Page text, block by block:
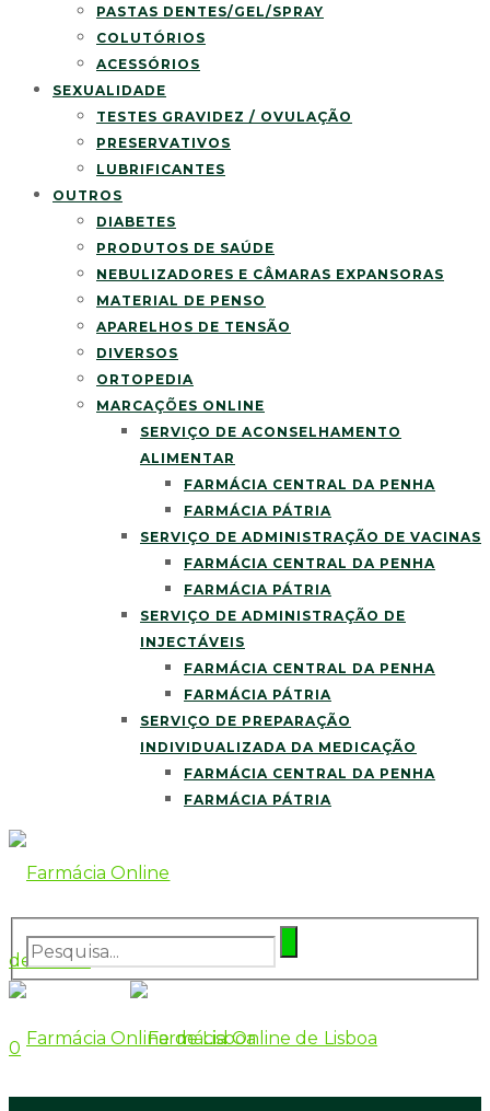
PASTAS DENTES/GEL/SPRAY
COLUTÓRIOS
ACESSÓRIOS
SEXUALIDADE
TESTES GRAVIDEZ / OVULAÇÃO
PRESERVATIVOS
LUBRIFICANTES
OUTROS
DIABETES
PRODUTOS DE SAÚDE
NEBULIZADORES E CÂMARAS EXPANSORAS
MATERIAL DE PENSO
APARELHOS DE TENSÃO
DIVERSOS
ORTOPEDIA
MARCAÇÕES ONLINE
SERVIÇO DE ACONSELHAMENTO
ALIMENTAR
FARMÁCIA CENTRAL DA PENHA
FARMÁCIA PÁTRIA
SERVIÇO DE ADMINISTRAÇÃO DE VACINAS
FARMÁCIA CENTRAL DA PENHA
FARMÁCIA PÁTRIA
SERVIÇO DE ADMINISTRAÇÃO DE
INJECTÁVEIS
FARMÁCIA CENTRAL DA PENHA
FARMÁCIA PÁTRIA
SERVIÇO DE PREPARAÇÃO
INDIVIDUALIZADA DA MEDICAÇÃO
FARMÁCIA CENTRAL DA PENHA
FARMÁCIA PÁTRIA
0